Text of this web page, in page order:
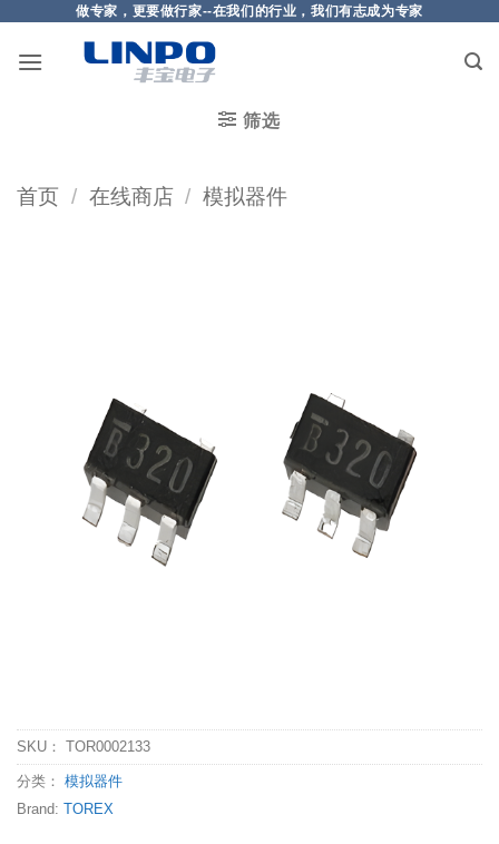
做专家，更要做行家--在我们的行业，我们有志成为专家
筛选
首页 / 在线商店 / 模拟器件
SKU： TOR0002133
分类： 模拟器件
Brand: TOREX